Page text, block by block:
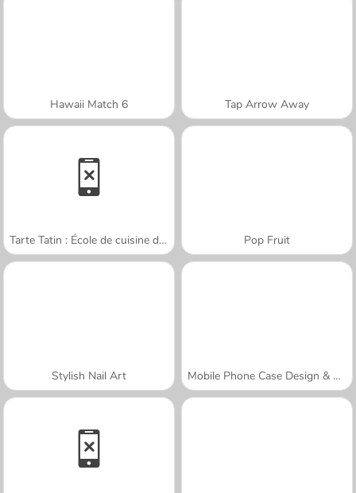
Hawaii Match 6 Tap Arrow Away
Tarte Tatin : École de cuisine de Sara Pop Fruit
Stylish Nail Art Mobile Phone Case Design & DIY